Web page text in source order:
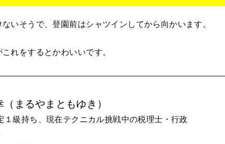
いそうで、登園前はシャツインしてから向かいます。
れをするとかわいいです。
（まるやまともゆき）
１級持ち、現在テクニカル挑戦中の税理士・行政